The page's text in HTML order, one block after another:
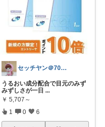
セッチヤン＠70代からの美容
うるおい成分配合で目元のみず
みずしさが一日 ...
￥ 5,707～
1 0 6